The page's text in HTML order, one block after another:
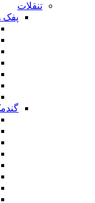
تنقلات
پفک